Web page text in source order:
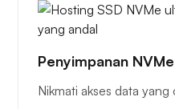
Plex
Penyimpanan
Nikmati akses data